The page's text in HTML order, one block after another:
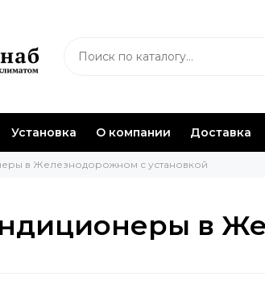
Установка О компании Доставка
в Железнодорожном с установкой
в